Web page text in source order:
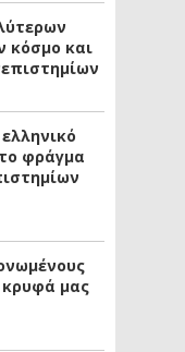
κόσμο και
φράγμα
μας